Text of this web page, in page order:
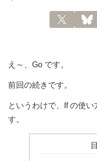
え～、Go です。
前回の続きです。
というわけで、If の使
す。